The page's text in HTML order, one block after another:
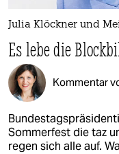
Julia Klöckner und
Es lebe die
Kommentar
Sommerfest die taz
regen sich alle auf.